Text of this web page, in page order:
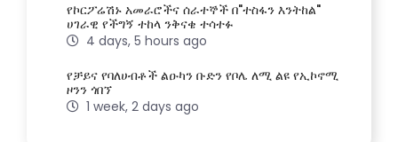
የኮርፖሬሽኑ አመራሮችና ሰራተኞች በ"ተስፋን እንትከል"
ሀገራዊ የችግኝ ተከላ ንቅናቄ ተሳተፉ
4 days, 5 hours ago
የቻይና የባለሀብቶች ልዑካን ቡድን የቦሌ ለሚ ልዩ የኢኮኖሚ
ዞንን ጎበኘ
1 week, 2 days ago